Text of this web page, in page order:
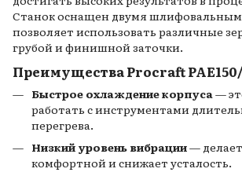
Станок оснащен двумя
позволяет использовать различные
грубой и финишной заточки.
Преимущества Procraft
Быстрое охлаждение корпуса —
работать с инструментами
перегрева.
Низкий уровень вибрации—
комфортной и снижает усталость.